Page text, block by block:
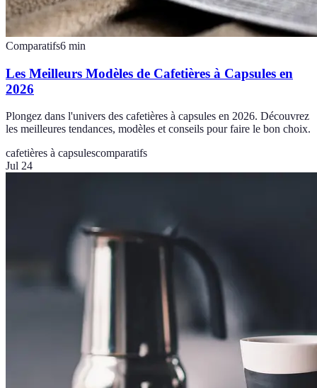
Comparatifs6 min
Les Meilleurs Modèles de Cafetières à Capsules en
2026
Plongez dans l'univers des cafetières à capsules en 2026. Découvrez
les meilleures tendances, modèles et conseils pour faire le bon choix.
cafetières à capsulescomparatifs
Jul 24